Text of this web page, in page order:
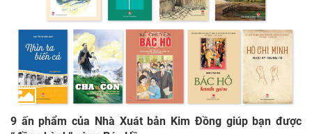
9 ấn phẩm của Nhà Xuát bản Kim Đồng giúp bạn được